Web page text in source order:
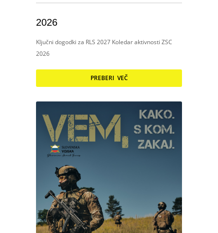
2026
Ključni dogodki za RLS 2027 Koledar aktivnosti ZSC
2026
PREBERI VEČ